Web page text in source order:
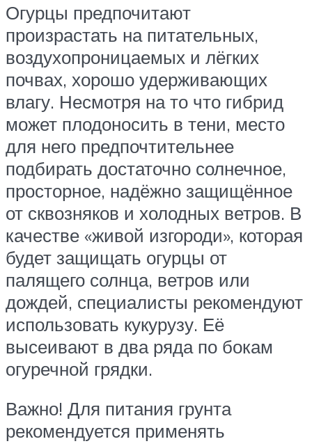
Огурцы предпочитают
произрастать на питательных,
воздухопроницаемых и лёгких
почвах, хорошо удерживающих
влагу. Несмотря на то что гибрид
может плодоносить в тени, место
для него предпочтительнее
подбирать достаточно солнечное,
просторное, надёжно защищённое
от сквозняков и холодных ветров. В
качестве «живой изгороди», которая
будет защищать огурцы от
палящего солнца, ветров или
дождей, специалисты рекомендуют
использовать кукурузу. Её
высеивают в два ряда по бокам
огуречной грядки.
Важно! Для питания грунта
рекомендуется применять